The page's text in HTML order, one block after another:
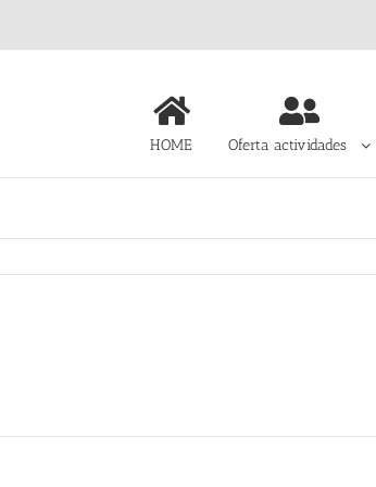
HOME Oferta actividades